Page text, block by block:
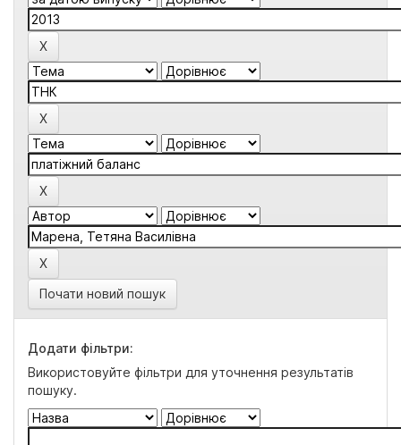
Почати новий пошук
Додати фільтри:
Використовуйте фільтри для уточнення результатів
пошуку.